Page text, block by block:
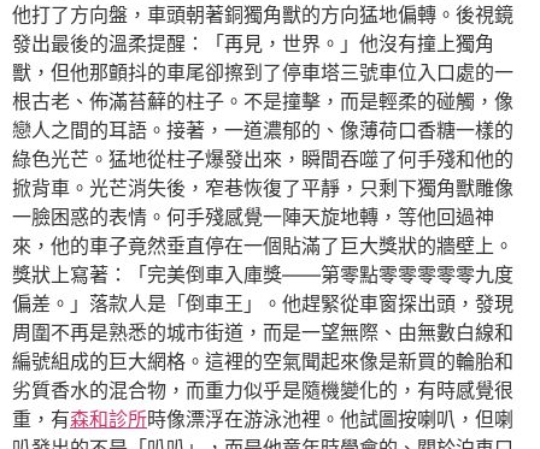
他打了方向盤，車頭朝著銅獨角獸的方向猛地偏轉。後視鏡
發出最後的溫柔提醒：「再見，世界。」他沒有撞上獨角
獸，但他那顫抖的車尾卻擦到了停車塔三號車位入口處的一
根古老、佈滿苔蘚的柱子。不是撞擊，而是輕柔的碰觸，像
戀人之間的耳語。接著，一道濃郁的、像薄荷口香糖一樣的
綠色光芒。猛地從柱子爆發出來，瞬間吞噬了何手殘和他的
掀背車。光芒消失後，窄巷恢復了平靜，只剩下獨角獸雕像
一臉困惑的表情。何手殘感覺一陣天旋地轉，等他回過神
來，他的車子竟然垂直停在一個貼滿了巨大獎狀的牆壁上。
獎狀上寫著：「完美倒車入庫獎——第零點零零零零零九度
偏差。」落款人是「倒車王」。他趕緊從車窗探出頭，發現
周圍不再是熟悉的城市街道，而是一望無際、由無數白線和
編號組成的巨大網格。這裡的空氣聞起來像是新買的輪胎和
劣質香水的混合物，而重力似乎是隨機變化的，有時感覺很
重，有森和診所時像漂浮在游泳池裡。他試圖按喇叭，但喇